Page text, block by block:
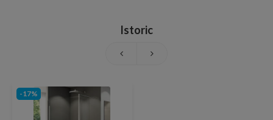
Istoric
-17%